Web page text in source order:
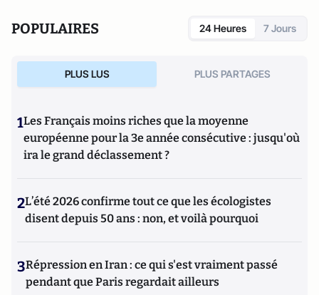
vient tout juste de sortir.
POPULAIRES 24 Heures 7 Jours
PLUS LUS PLUS PARTAGES
1Les Français moins riches que la moyenne
européenne pour la 3e année consécutive : jusqu'où
ira le grand déclassement ?
2L’été 2026 confirme tout ce que les écologistes
disent depuis 50 ans : non, et voilà pourquoi
3Répression en Iran : ce qui s'est vraiment passé
pendant que Paris regardait ailleurs